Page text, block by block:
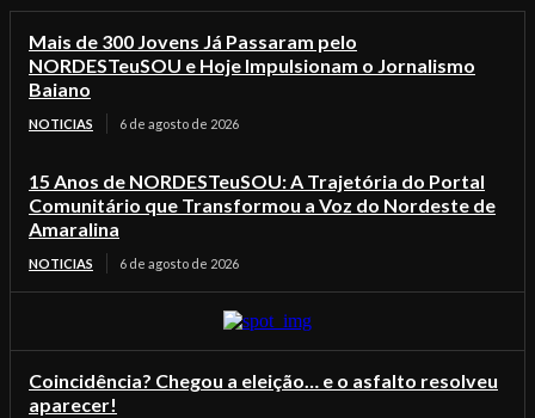
Mais de 300 Jovens Já Passaram pelo
NORDESTeuSOU e Hoje Impulsionam o Jornalismo
Baiano
NOTICIAS 6 de agosto de 2026
15 Anos de NORDESTeuSOU: A Trajetória do Portal
Comunitário que Transformou a Voz do Nordeste de
Amaralina
NOTICIAS 6 de agosto de 2026
Coincidência? Chegou a eleição… e o asfalto resolveu
aparecer!